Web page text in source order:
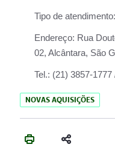
Tipo de atendimento:
Endereço: Rua
02, Alcântara, São
Tel.: (21) 3857-1777
NOVAS AQUISIÇÕES